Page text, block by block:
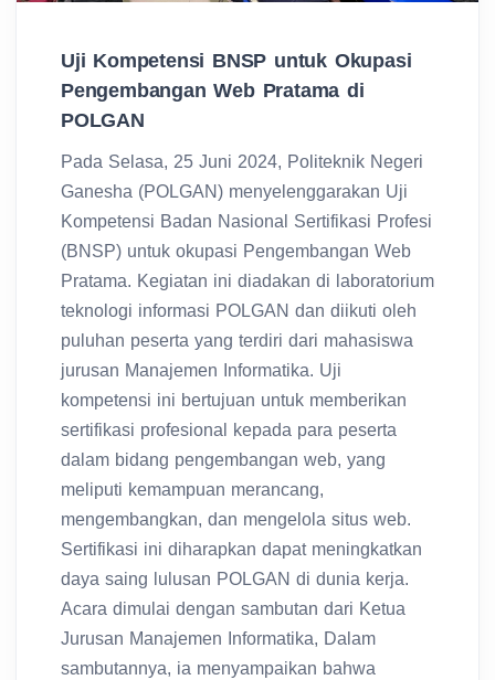
Uji Kompetensi BNSP untuk Okupasi
Pengembangan Web Pratama di
POLGAN
Pada Selasa, 25 Juni 2024, Politeknik Negeri
Ganesha (POLGAN) menyelenggarakan Uji
Kompetensi Badan Nasional Sertifikasi Profesi
(BNSP) untuk okupasi Pengembangan Web
Pratama. Kegiatan ini diadakan di laboratorium
teknologi informasi POLGAN dan diikuti oleh
puluhan peserta yang terdiri dari mahasiswa
jurusan Manajemen Informatika. Uji
kompetensi ini bertujuan untuk memberikan
sertifikasi profesional kepada para peserta
dalam bidang pengembangan web, yang
meliputi kemampuan merancang,
mengembangkan, dan mengelola situs web.
Sertifikasi ini diharapkan dapat meningkatkan
daya saing lulusan POLGAN di dunia kerja.
Acara dimulai dengan sambutan dari Ketua
Jurusan Manajemen Informatika, Dalam
sambutannya, ia menyampaikan bahwa